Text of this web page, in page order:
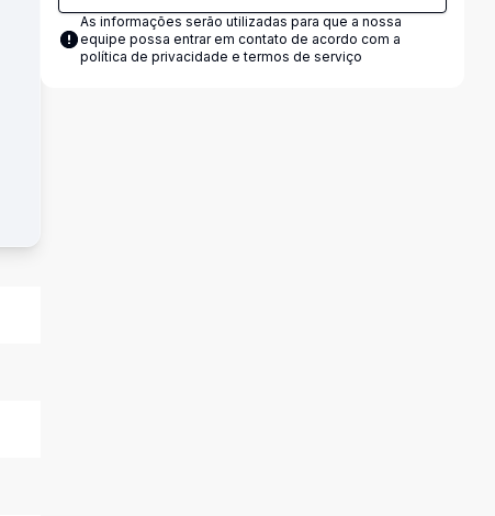
As informações serão utilizadas para que a nossa
equipe possa entrar em contato de acordo com a
política de privacidade e termos de serviço